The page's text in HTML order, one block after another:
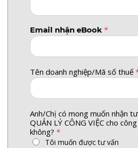
Email nhận eBook *
Tên doanh nghiệp/Mã số thuế
Anh/Chị có mong muốn nhận
QUẢN LÝ CÔNG VIỆC cho
không? *
Tôi muốn được tư vấn